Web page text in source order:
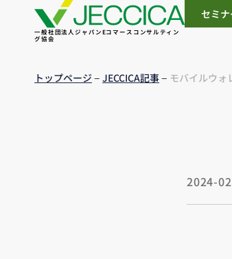
一般社団法人ジャパンEコマースコンサルティン
グ協会
セミ
トップページ– JECCICA記事– モバイルウォ
2024-